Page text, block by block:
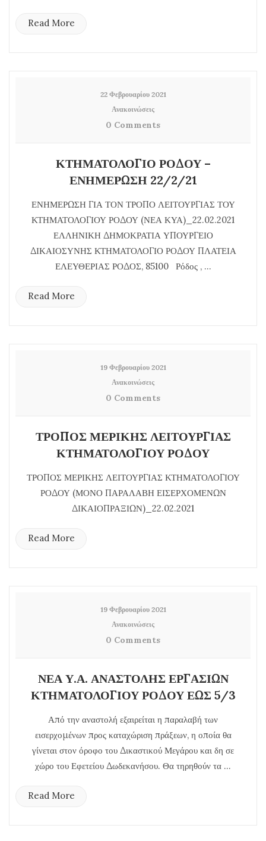
Read More
22 Φεβρουαρίου 2021
Ανακοινώσεις
0 Comments
ΚΤΗΜΑΤΟΛΟΓΙΟ ΡΟΔΟΥ –
ΕΝΗΜΕΡΩΣΗ 22/2/21
ΕΝΗΜΕΡΩΣΗ ΓΙΑ ΤΟΝ ΤΡΟΠΟ ΛΕΙΤΟΥΡΓΙΑΣ ΤΟΥ
ΚΤΗΜΑΤΟΛΟΓΙΟΥ ΡΟΔΟΥ (ΝΕΑ ΚΥΑ)_22.02.2021
ΕΛΛΗΝΙΚΗ ΔΗΜΟΚΡΑΤΙΑ ΥΠΟΥΡΓΕΙΟ
ΔΙΚΑΙΟΣΥΝΗΣ ΚΤΗΜΑΤΟΛΟΓΙΟ ΡΟΔΟΥ ΠΛΑΤΕΙΑ
ΕΛΕΥΘΕΡΙΑΣ ΡΟΔΟΣ, 85100 Ρόδος , ...
Read More
19 Φεβρουαρίου 2021
Ανακοινώσεις
0 Comments
ΤΡΟΠΟΣ ΜΕΡΙΚΗΣ ΛΕΙΤΟΥΡΓΙΑΣ
ΚΤΗΜΑΤΟΛΟΓΙΟΥ ΡΟΔΟΥ
ΤΡΟΠΟΣ ΜΕΡΙΚΗΣ ΛΕΙΤΟΥΡΓΙΑΣ ΚΤΗΜΑΤΟΛΟΓΙΟΥ
ΡΟΔΟΥ (ΜΟΝΟ ΠΑΡΑΛΑΒΗ ΕΙΣΕΡΧΟΜΕΝΩΝ
ΔΙΚΑΙΟΠΡΑΞΙΩΝ)_22.02.2021
Read More
19 Φεβρουαρίου 2021
Ανακοινώσεις
0 Comments
ΝΕΑ Υ.Α. ΑΝΑΣΤΟΛΗΣ ΕΡΓΑΣΙΩΝ
ΚΤΗΜΑΤΟΛΟΓΙΟΥ ΡΟΔΟΥ ΕΩΣ 5/3
Από την αναστολή εξαιρείται η παραλαβή των
εισερχομένων προς καταχώριση πράξεων, η οποία θα
γίνεται στον όροφο του Δικαστικού Μεγάρου και δη σε
χώρο του Εφετείου Δωδεκανήσου. Θα τηρηθούν τα ...
Read More